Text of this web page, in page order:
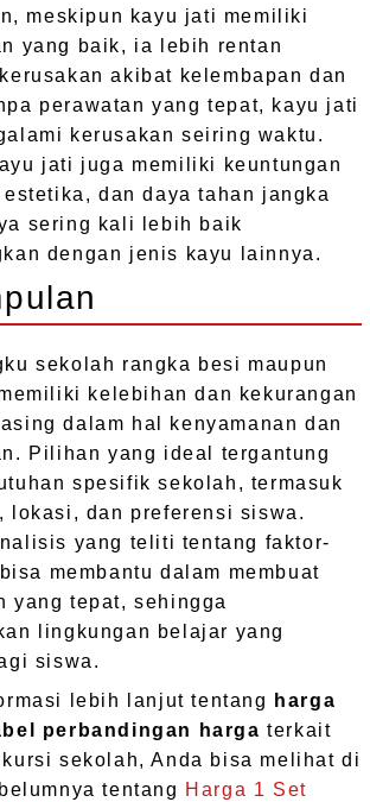
meskipun kayu jati memiliki
yang baik, ia lebih rentan
akibat kelembapan dan
perawatan yang tepat, kayu jati
kerusakan seiring waktu.
jati juga memiliki keuntungan
dan daya tahan jangka
sering kali lebih baik
dengan jenis kayu lainnya.
sekolah rangka besi maupun
kelebihan dan kekurangan
dalam hal kenyamanan dan
Pilihan yang ideal tergantung
spesifik sekolah, termasuk
lokasi, dan preferensi siswa.
yang teliti tentang faktor-
membantu dalam membuat
yang tepat, sehingga
lingkungan belajar yang
siswa.
lebih lanjut tentang
harga
perbandingan harga terkait
sekolah, Anda bisa melihat di
tentang Harga 1 Set